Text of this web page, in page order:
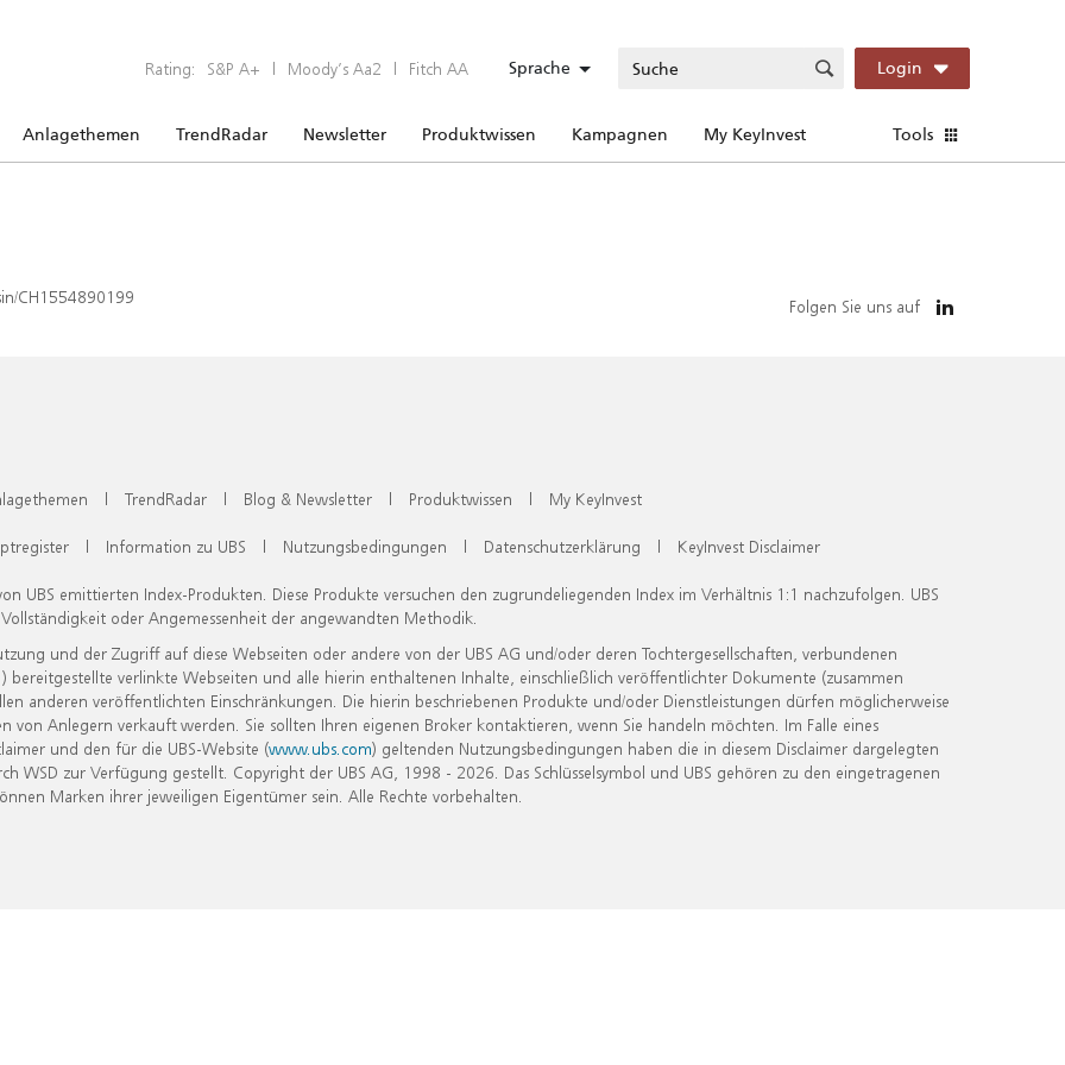
Rating: S&P A+ | Moody’s Aa2 | Fitch AA Sprache Login
Anlagethemen TrendRadar Newsletter Produktwissen Kampagnen My KeyInvest Tools
CH1554890199 Folgen Sie uns auf
| TrendRadar | Blog & Newsletter | Produktwissen | My KeyInvest
| Information zu UBS | Nutzungsbedingungen | Datenschutzerklärung | KeyInvest Disclaimer
UBS emittierten Index-Produkten. Diese Produkte versuchen den zugrundeliegenden Index im Verhältnis 1:1 nachzufolgen. UBS
oder Angemessenheit der angewandten Methodik.
und der Zugriff auf diese Webseiten oder andere von der UBS AG und/oder deren Tochtergesellschaften, verbundenen
verlinkte Webseiten und alle hierin enthaltenen Inhalte, einschließlich veröffentlichter Dokumente (zusammen
anderen veröffentlichten Einschränkungen. Die hierin beschriebenen Produkte und/oder Dienstleistungen dürfen möglicherweise
Anlegern verkauft werden. Sie sollten Ihren eigenen Broker kontaktieren, wenn Sie handeln möchten. Im Falle eines
und den für die UBS-Website (www.ubs.com) geltenden Nutzungsbedingungen haben die in diesem Disclaimer dargelegten
zur Verfügung gestellt. Copyright der UBS AG, 1998 - 2026. Das Schlüsselsymbol und UBS gehören zu den eingetragenen
Marken ihrer jeweiligen Eigentümer sein. Alle Rechte vorbehalten.